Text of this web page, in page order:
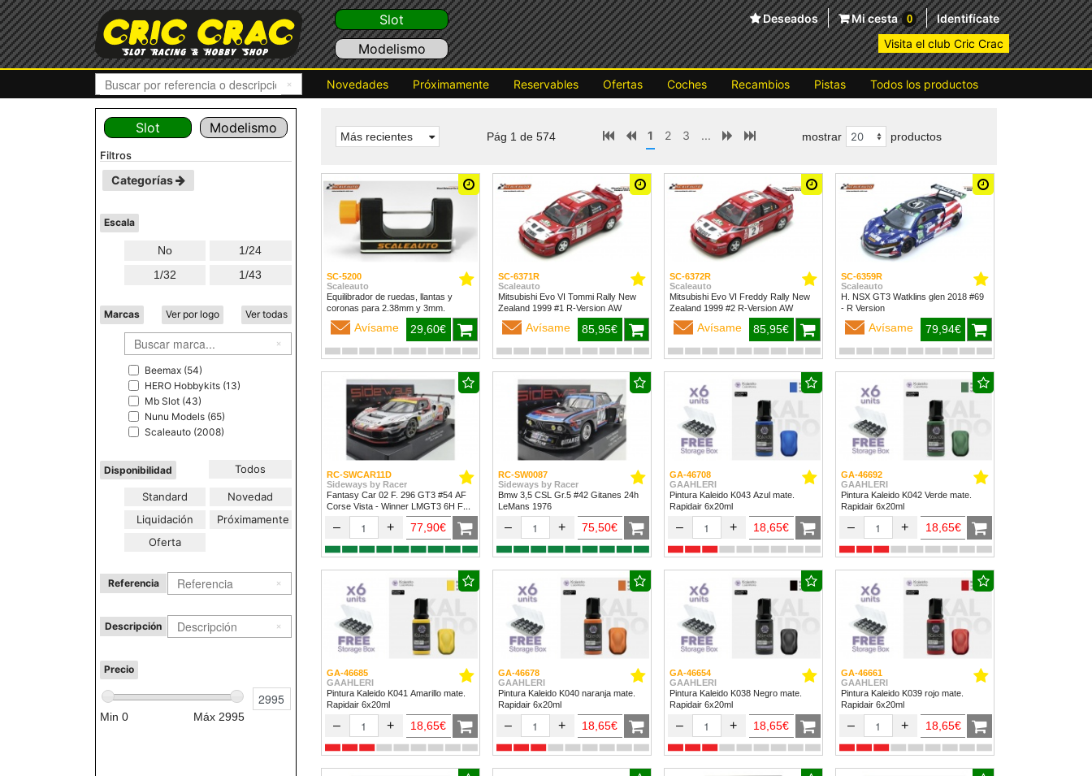
Slot
Modelismo
Deseados Mi cesta 0
Identifícate
Visita el club Cric Crac
Novedades Próximamente Reservables Ofertas Coches Recambios Pistas Todos los productos
Slot Modelismo
filtros
Categorías
Escala
No
1/24
1/32
1/43
Marcas Ver por logo Ver todas
Beemax (54)
HERO Hobbykits (13)
Mb Slot (43)
Nunu Models (65)
Scaleauto (2008)
Disponibilidad Todos
Standard
Novedad
Liquidación
Próximamente
Oferta
Referencia
Descripción
Precio
Min 0 Máx 2995
Más recientes Pág 1 de 574 1 2 3 ... mostrar productos
SC-5200
Scaleauto
Equilibrador de ruedas, llantas y
coronas para 2.38mm y 3mm.
Avísame 29,60€
SC-6371R
Scaleauto
Mitsubishi Evo VI Tommi Rally New
Zealand 1999 #1 R-Version AW
Avísame 85,95€
SC-6372R
Scaleauto
Mitsubishi Evo VI Freddy Rally New
Zealand 1999 #2 R-Version AW
Avísame 85,95€
SC-6359R
Scaleauto
H. NSX GT3 Watklins glen 2018 #69
- R Version
Avísame 79,94€
RC-SWCAR11D
Sideways by Racer
Fantasy Car 02 F. 296 GT3 #54 AF
Corse Vista - Winner LMGT3 6H Fuji
– + 77,90€
RC-SW0087
Sideways by Racer
Bmw 3,5 CSL Gr.5 #42 Gitanes 24h
LeMans 1976
– + 75,50€
GA-46708
GAAHLERI
Pintura Kaleido K043 Azul mate.
Rapidair 6x20ml
– + 18,65€
GA-46692
GAAHLERI
Pintura Kaleido K042 Verde mate.
Rapidair 6x20ml
– + 18,65€
GA-46685
GAAHLERI
Pintura Kaleido K041 Amarillo mate.
Rapidair 6x20ml
– + 18,65€
GA-46678
GAAHLERI
Pintura Kaleido K040 naranja mate.
Rapidair 6x20ml
– + 18,65€
GA-46654
GAAHLERI
Pintura Kaleido K038 Negro mate.
Rapidair 6x20ml
– + 18,65€
GA-46661
GAAHLERI
Pintura Kaleido K039 rojo mate.
Rapidair 6x20ml
– + 18,65€